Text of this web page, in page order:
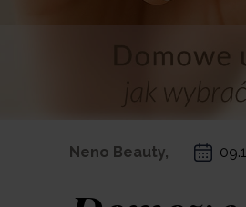
Neno Beauty,